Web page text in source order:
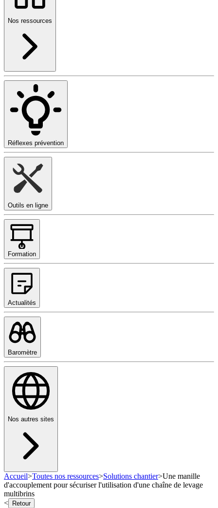
Nos ressources
Réflexes prévention
Outils en ligne
Formation
Actualités
Baromètre
Nos autres sites
Accueil>Toutes nos ressources>Solutions chantier>Une manille
d'accouplement pour sécuriser l'utilisation d'une chaîne de levage
multibrins
<
Retour